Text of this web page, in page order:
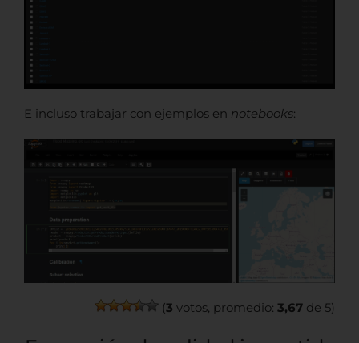
E incluso trabajar con ejemplos en notebooks:
(3 votos, promedio: 3,67 de 5)